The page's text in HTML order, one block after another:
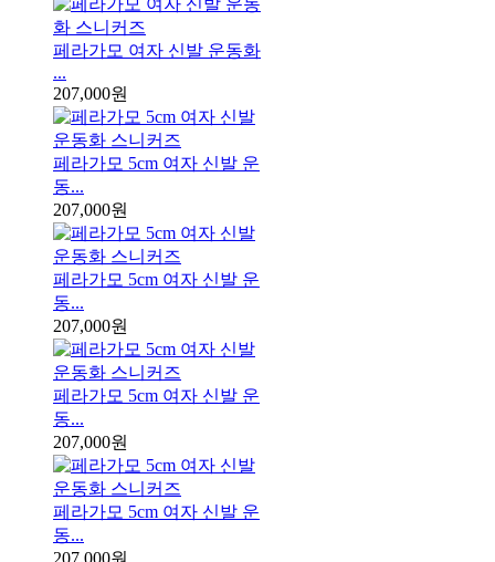
페라가모 여자 신발 운동화
...
207,000원
페라가모 5cm 여자 신발 운
동...
207,000원
페라가모 5cm 여자 신발 운
동...
207,000원
페라가모 5cm 여자 신발 운
동...
207,000원
페라가모 5cm 여자 신발 운
동...